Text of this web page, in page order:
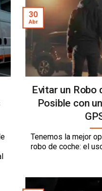
Evitar un Robo
Posible con
Tenemos la mejor
robo de coche: el
30
Abr